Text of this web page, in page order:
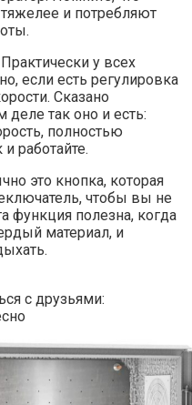
и потребляют
у всех
если есть регулировка
Сказано
так оно и есть:
полностью
работайте.
это кнопка, которая
чтобы вы не
функция полезна, когда
материал, и
с друзьями: